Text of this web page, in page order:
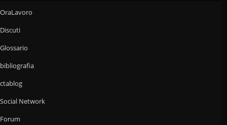
OraLavoro
Discuti
Glossario
bibliografia
ctablog
Social Network
Forum